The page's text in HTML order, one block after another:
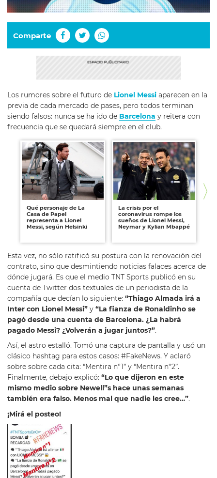
Comparte
Los rumores sobre el futuro de Lionel Messi aparecen en la
previa de cada mercado de pases, pero todos terminan
siendo falsos: nunca se ha ido de Barcelona y reitera con
frecuencia que se quedará siempre en el club.
Qué personaje de La
Casa de Papel
representa a Lionel
Messi, según Helsinki
La crisis por el
coronavirus rompe los
sueños de Lionel Messi,
Neymar y Kylian Mbappé
Esta vez, no sólo ratificó su postura con la renovación del
contrato, sino que desmintiendo noticias falaces acerca de
dónde jugará. Es que el medio TNT Sports publicó en su
cuenta de Twitter dos textuales de un periodista de la
compañía que decían lo siguiente: “Thiago Almada irá a
Inter con Lionel Messi” y “La fianza de Ronaldinho se
pagó desde una cuenta de Barcelona. ¿La habrá
pagado Messi? ¿Volverán a jugar juntos?”.
Así, el astro estalló. Tomó una captura de pantalla y usó un
clásico hashtag para estos casos: #FakeNews. Y aclaró
sobre sobre cada cita: “Mentira n°1” y “Mentira n°2”.
Finalmente, debajo explicó: “Lo que dijeron en este
mismo medio sobre Newell”s hace unas semanas
también era falso. Menos mal que nadie les cree…”.
¡Mirá el posteo!